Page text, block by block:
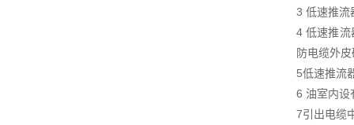
3 低速推流
4 低速推流
防电缆外
5低速推流
6 油室内设
7引出电缆